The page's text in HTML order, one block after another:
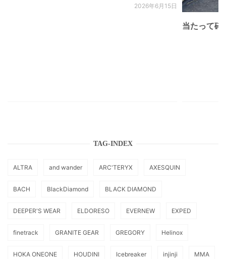
2026年6月15日
当たって砕
TAG-INDEX
ALTRA and wander ARC'TERYX AXESQUIN
BACH BlackDiamond BLACK DIAMOND
DEEPER'S WEAR ELDORESO EVERNEW EXPED
finetrack GRANITE GEAR GREGORY Helinox
HOKA ONEONE HOUDINI Icebreaker injinji MMA